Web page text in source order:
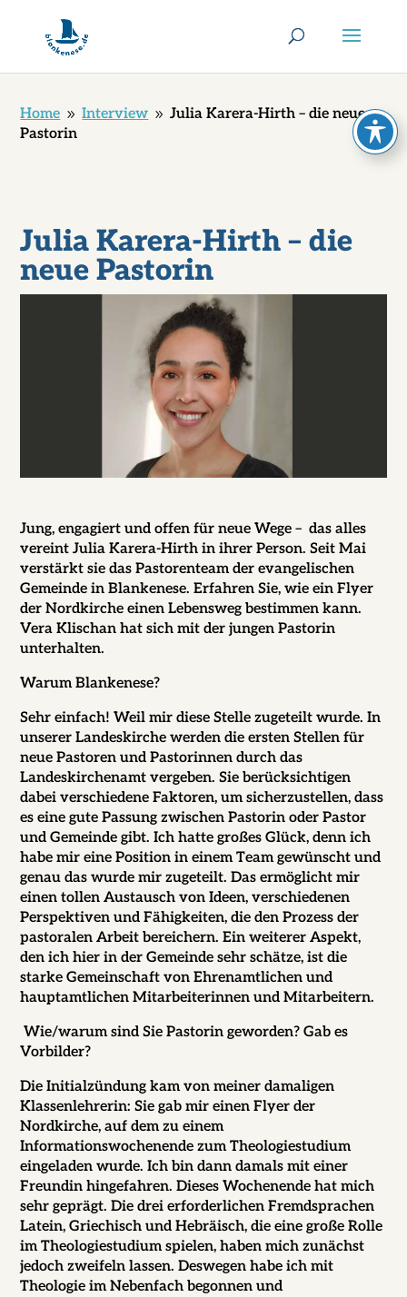
Home 9 Interview 9 Julia Karera-Hirth – die neue
Pastorin
Julia Karera-Hirth – die
neue Pastorin
Jung, engagiert und offen für neue Wege – das alles
vereint Julia Karera-Hirth in ihrer Person. Seit Mai
verstärkt sie das Pastorenteam der evangelischen
Gemeinde in Blankenese. Erfahren Sie, wie ein Flyer
der Nordkirche einen Lebensweg bestimmen kann.
Vera Klischan hat sich mit der jungen Pastorin
unterhalten.
Warum Blankenese?
Sehr einfach! Weil mir diese Stelle zugeteilt wurde. In
unserer Landeskirche werden die ersten Stellen für
neue Pastoren und Pastorinnen durch das
Landeskirchenamt vergeben. Sie berücksichtigen
dabei verschiedene Faktoren, um sicherzustellen, dass
es eine gute Passung zwischen Pastorin oder Pastor
und Gemeinde gibt. Ich hatte großes Glück, denn ich
habe mir eine Position in einem Team gewünscht und
genau das wurde mir zugeteilt. Das ermöglicht mir
einen tollen Austausch von Ideen, verschiedenen
Perspektiven und Fähigkeiten, die den Prozess der
pastoralen Arbeit bereichern. Ein weiterer Aspekt,
den ich hier in der Gemeinde sehr schätze, ist die
starke Gemeinschaft von Ehrenamtlichen und
hauptamtlichen Mitarbeiterinnen und Mitarbeitern.
Wie/warum sind Sie Pastorin geworden? Gab es
Vorbilder?
Die Initialzündung kam von meiner damaligen
Klassenlehrerin: Sie gab mir einen Flyer der
Nordkirche, auf dem zu einem
Informationswochenende zum Theologiestudium
eingeladen wurde. Ich bin dann damals mit einer
Freundin hingefahren. Dieses Wochenende hat mich
sehr geprägt. Die drei erforderlichen Fremdsprachen
Latein, Griechisch und Hebräisch, die eine große Rolle
im Theologiestudium spielen, haben mich zunächst
jedoch zweifeln lassen. Deswegen habe ich mit
Theologie im Nebenfach begonnen und